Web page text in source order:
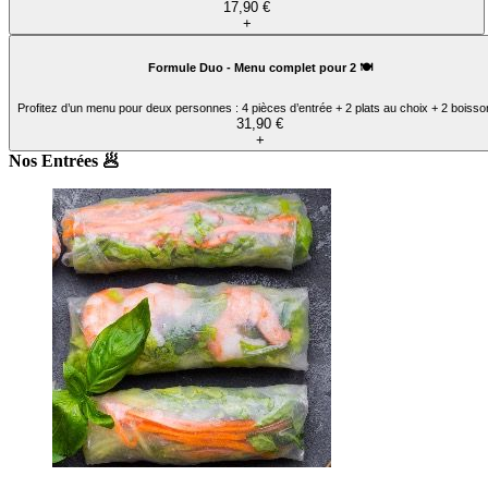
17,90 €
+
Formule Duo - Menu complet pour 2 🍽️
Profitez d’un menu pour deux personnes : 4 pièces d’entrée + 2 plats au choix + 2
31,90 €
+
Nos Entrées 🥟